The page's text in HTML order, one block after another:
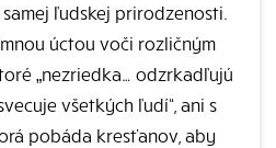
ľudskej prirodzenosti.
úctou voči rozličným
„nezriedka… odzrkadľujú
všetkých ľudí“, ani s
pobáda kresťanov, aby